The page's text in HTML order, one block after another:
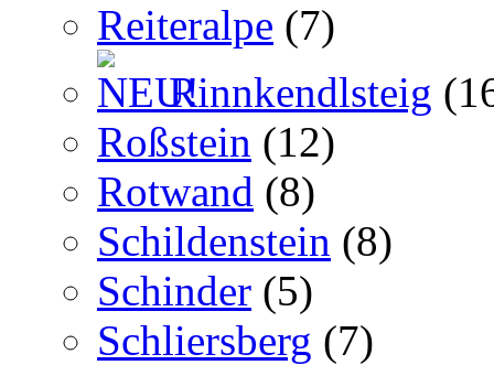
Reiteralpe (7)
Rinnkendlsteig
Roßstein (12)
Rotwand (8)
Schildenstein (8)
Schinder (5)
Schliersberg (7)